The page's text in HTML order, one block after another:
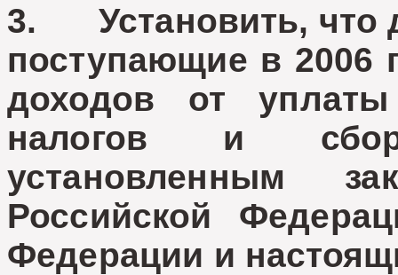
3. Установить, что
поступающие в 2006
доходов от
налогов и
установленным
Российской
Федерации и